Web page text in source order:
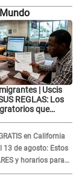
centro oncológico:
poder”
Mundo
| Uscis
REGLAS: Los
que
en California
13 de agosto: Estos
y horarios para